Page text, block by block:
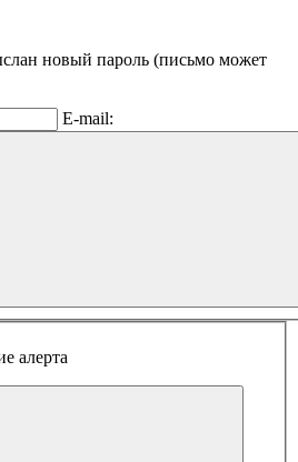
новый пароль (письмо может
E-mail:
алерта